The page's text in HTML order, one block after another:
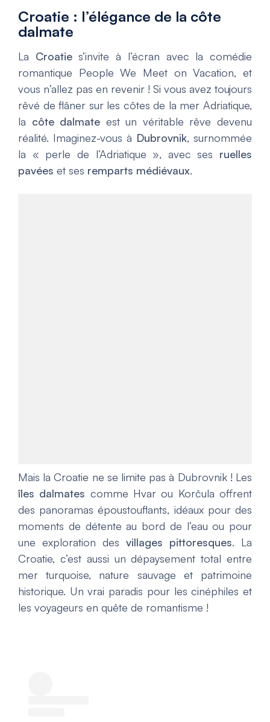
Croatie : l’élégance de la côte
dalmate
La Croaties’invite à l’écran avec la comédie
romantique People We Meet on Vacation, et
vous n’allez pas en revenir ! Si vous avez toujours
rêvé de flâner sur les côtes de la mer Adriatique,
la côte dalmate est un véritable rêve devenu
réalité. Imaginez-vous à Dubrovnik, surnommée
la « perle de l’Adriatique », avec ses ruelles
pavées et ses remparts médiévaux.
Mais la Croatie ne se limite pas à Dubrovnik ! Les
îles dalmates comme Hvar ou Korčula offrent
des panoramas époustouflants, idéaux pour des
moments de détente au bord de l’eau ou pour
une exploration des villages pittoresques. La
Croatie, c’est aussi un dépaysement total entre
mer turquoise, nature sauvage et patrimoine
historique. Un vrai paradis pour les cinéphiles et
les voyageurs en quête de romantisme !